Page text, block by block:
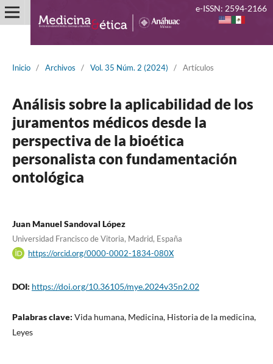
Inicio / Archivos / Vol. 35 Núm. 2 (2024) / Artículos
Análisis sobre la aplicabilidad de los
juramentos médicos desde la
perspectiva de la bioética
personalista con fundamentación
ontológica
Juan Manuel Sandoval López
Universidad Francisco de Vitoria, Madrid, España
https://orcid.org/0000-0002-1834-080X
DOI: https://doi.org/10.36105/mye.2024v35n2.02
Palabras clave: Vida humana, Medicina, Historia de la medicina,
Leyes
e-ISSN: 2594-2166